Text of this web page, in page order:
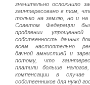
значительно осложнило
заинтересовано в том,
только на землю, но и
Советом Федерации
продлении
собственность дачных
всем настоятельно
дачной амнистией и
потому, что
платили больше
компенсации в
собственников для нужд